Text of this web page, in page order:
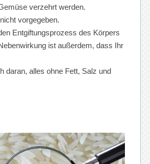
verzehrt werden.
vorgegeben.
Entgiftungsprozess des Körpers
ist außerdem, dass Ihr
daran, alles ohne Fett, Salz und